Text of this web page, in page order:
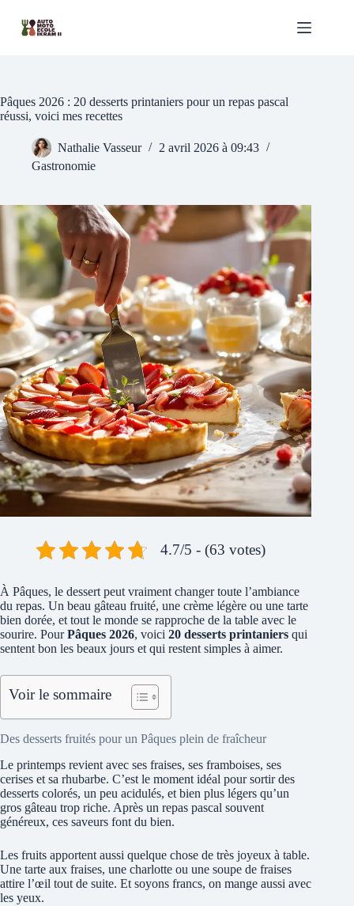
contenu
Pâques 2026 : 20 desserts printaniers pour un repas pascal
réussi, voici mes recettes
Nathalie Vasseur
2 avril 2026 à 09:43
Gastronomie
4.7/5 - (63 votes)
À Pâques, le dessert peut vraiment changer toute l’ambiance
du repas. Un beau gâteau fruité, une crème légère ou une tarte
bien dorée, et tout le monde se rapproche de la table avec le
sourire. PourPâques 2026, voici 20 desserts printaniers qui
sentent bon les beaux jours et qui restent simples à aimer.
Voir le sommaire
Des desserts fruités pour un Pâques plein de fraîcheur
Le printemps revient avec ses fraises, ses framboises, ses
cerises et sa rhubarbe. C’est le moment idéal pour sortir des
desserts colorés, un peu acidulés, et bien plus légers qu’un
gros gâteau trop riche. Après un repas pascal souvent
généreux, ces saveurs font du bien.
Les fruits apportent aussi quelque chose de très joyeux à table.
Une tarte aux fraises, une charlotte ou une soupe de fraises
attire l’œil tout de suite. Et soyons francs, on mange aussi avec
les yeux.